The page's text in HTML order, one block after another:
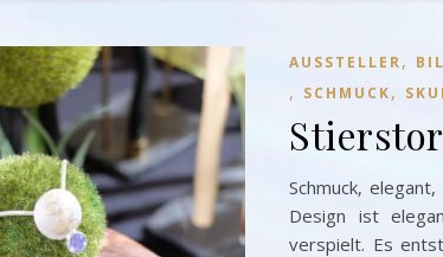
AUSSTELLER,
, SCHMUCK,
Schmuck,
Design ist
verspielt. Es